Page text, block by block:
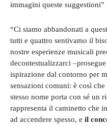
immagini queste suggestioni”
“Ci siamo abbandonati a
tutti e quattro sentivamo il
nostre esperienze musicali
decontestualizzarci
ispirazione dal contorno per
sensazioni comuni: è così
stesso nome porta con sé un
rappresenta il caminetto che
ad accendere spesso, e il